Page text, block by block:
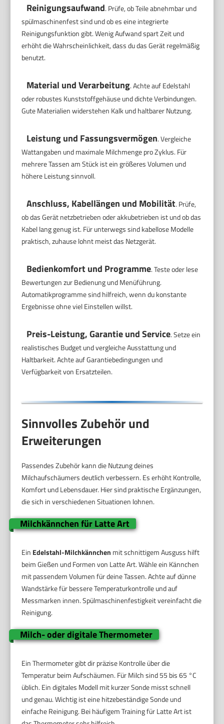
Reinigungsaufwand. Prüfe, ob Teile abnehmbar und
spülmaschinenfest sind und ob es eine integrierte
Reinigungsfunktion gibt. Wenig Aufwand spart Zeit und
erhöht die Wahrscheinlichkeit, dass du das Gerät regelmäßig
benutzt.
Material und Verarbeitung. Achte auf Edelstahl
oder robustes Kunststoffgehäuse und dichte Verbindungen.
Gute Materialien widerstehen Kalk und haltbarer Nutzung.
Leistung und Fassungsvermögen. Vergleiche
Wattangaben und maximale Milchmenge pro Zyklus. Für
mehrere Tassen am Stück ist ein größeres Volumen und
höhere Leistung sinnvoll.
Anschluss, Kabellängen und Mobilität. Prüfe,
ob das Gerät netzbetrieben oder akkubetrieben ist und ob das
Kabel lang genug ist. Für unterwegs sind kabellose Modelle
praktisch, zuhause lohnt meist das Netzgerät.
Bedienkomfort und Programme. Teste oder lese
Bewertungen zur Bedienung und Menüführung.
Automatikprogramme sind hilfreich, wenn du konstante
Ergebnisse ohne viel Einstellen willst.
Preis-Leistung, Garantie und Service. Setze ein
realistisches Budget und vergleiche Ausstattung und
Haltbarkeit. Achte auf Garantiebedingungen und
Verfügbarkeit von Ersatzteilen.
Sinnvolles Zubehör und
Erweiterungen
Passendes Zubehör kann die Nutzung deines
Milchaufschäumers deutlich verbessern. Es erhöht Kontrolle,
Komfort und Lebensdauer. Hier sind praktische Ergänzungen,
die sich in verschiedenen Situationen lohnen.
Milchkännchen für Latte Art
Ein Edelstahl-Milchkännchen mit schnittigem Ausguss hilft
beim Gießen und Formen von Latte Art. Wähle ein Kännchen
mit passendem Volumen für deine Tassen. Achte auf dünne
Wandstärke für bessere Temperaturkontrolle und auf
Messmarken innen. Spülmaschinenfestigkeit vereinfacht die
Reinigung.
Milch- oder digitale Thermometer
Ein Thermometer gibt dir präzise Kontrolle über die
Temperatur beim Aufschäumen. Für Milch sind 55 bis 65 °C
üblich. Ein digitales Modell mit kurzer Sonde misst schnell
und genau. Wichtig ist eine hitzebeständige Sonde und
einfache Reinigung. Bei häufigem Training für Latte Art ist